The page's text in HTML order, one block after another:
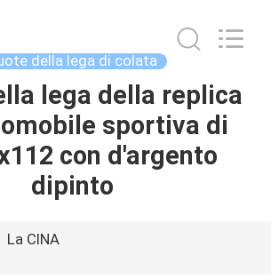
della lega di colata
lega della replica
sportiva di
con d'argento
dipinto
La CINA